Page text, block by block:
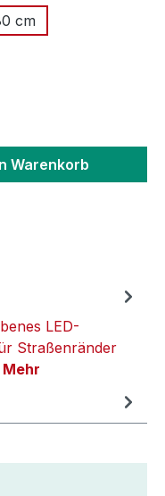
cm
(International)
(Schweiz)
Warenkorb
LED-
Straßenränder
Mehr